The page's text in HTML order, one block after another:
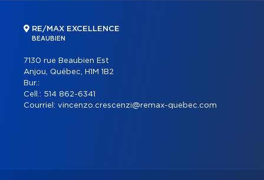
RE/MAX EXCELLENCE
BEAUBIEN
7130 rue Beaubien Est
Anjou, Québec, H1M 1B2
Bur.:
Cell.: 514 862-6341
Courriel: vincenzo.crescenzi@remax-quebec.com